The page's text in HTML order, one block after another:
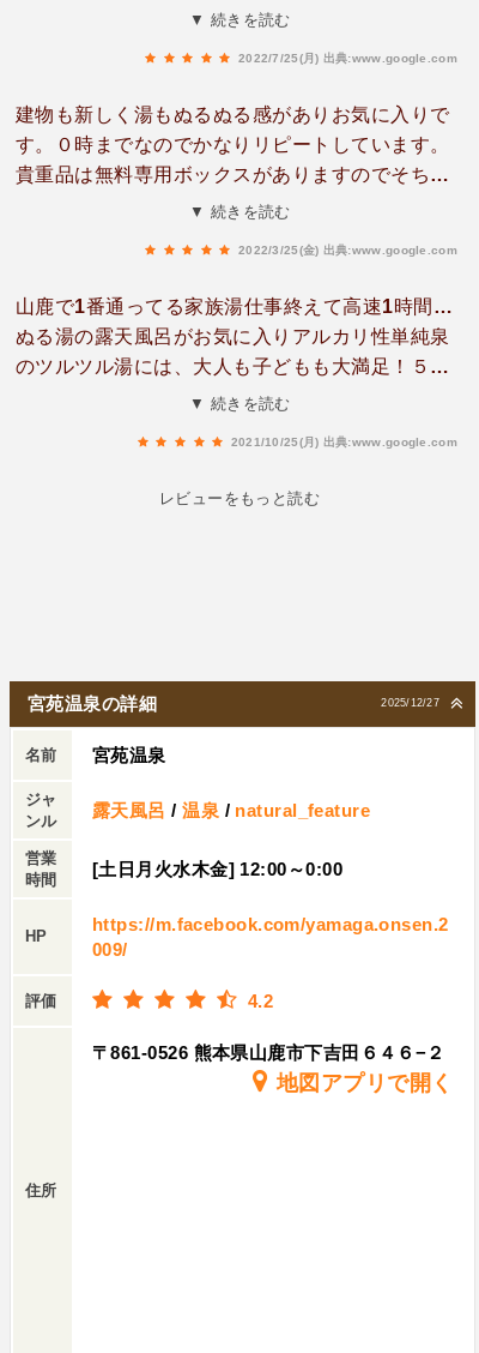
るいです。ぬるめに長く入ってリラックス、とい
るいほうのお風呂には寝て入れるような浅い場所
あります。鍵のロッカーはありませんが貴重品ボ
ックスあるので安心です😀洗練されているという
お気に入りの温泉の一つです😃
▼ 続きを読む
2022/7/25(月) 出典:www.google.com
建物も新しく湯もぬるぬる感がありお気に入りで
す。０時までなのでかなりリピートしています。
貴重品は無料専用ボックスがありますのでそちら
を利用系列店の山伏温泉も風呂は同じ作りです
し・・・大衆はかけ湯を十分したら左のぬるめの
湯に浸かり体を洗ったら右側の上がりの湯に浸か
り上がります。シャンプーリンスやボディソープ
い。画像は1000円の風呂です。※ 再訪時に気付
き！足下の排水フタがプラステックで割れていた
変良くなった。画像は15番の露天風呂無し内風呂
▼ 続きを読む
2022/3/25(金) 出典:www.google.com
山鹿で1番通ってる家族湯仕事終えて高速1時間…
ぬる湯の露天風呂がお気に入りアルカリ性単純泉
のツルツル湯には、大人も子どもも大満足！５人
までは追加料金なし！子供３人居ても家族みんな
▼ 続きを読む
2021/10/25(月) 出典:www.google.com
レビューをもっと読む
2025/12/27
宮苑温泉の詳細
名前 宮苑温泉
ジャ
ンル
露天風呂 /温泉 / natural_feature
営業
時間
[土日月火水木金] 12:00～0:00
HP
https://m.facebook.com/yamaga.onsen.2
009/
評価 4.2
住所
〒861-0526 熊本県山鹿市下吉田６４６−２
地図アプリで開く